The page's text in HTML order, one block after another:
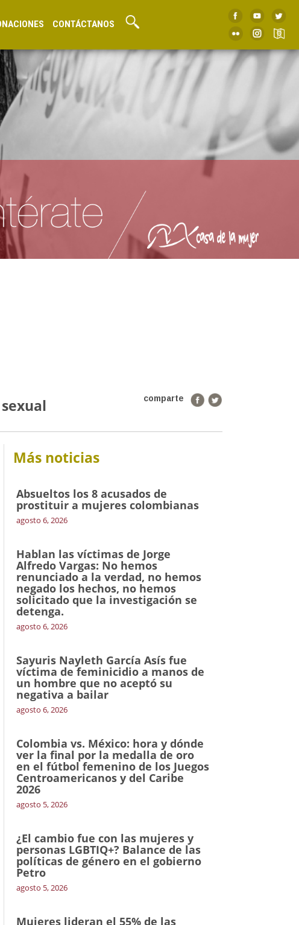
CONTÁCTANOS
comparte
Más noticias
Absueltos los 8 acusados de
prostituir a mujeres colombianas
agosto 6, 2026
Hablan las víctimas de Jorge
Alfredo Vargas: No hemos
renunciado a la verdad, no hemos
negado los hechos, no hemos
solicitado que la investigación se
detenga.
agosto 6, 2026
Sayuris Nayleth García Asís fue
víctima de feminicidio a manos de
un hombre que no aceptó su
negativa a bailar
agosto 6, 2026
Colombia vs. México: hora y dónde
ver la final por la medalla de oro
en el fútbol femenino de los Juegos
Centroamericanos y del Caribe
2026
agosto 5, 2026
¿El cambio fue con las mujeres y
personas LGBTIQ+? Balance de las
políticas de género en el gobierno
Petro
agosto 5, 2026
Mujeres lideran el 55% de las